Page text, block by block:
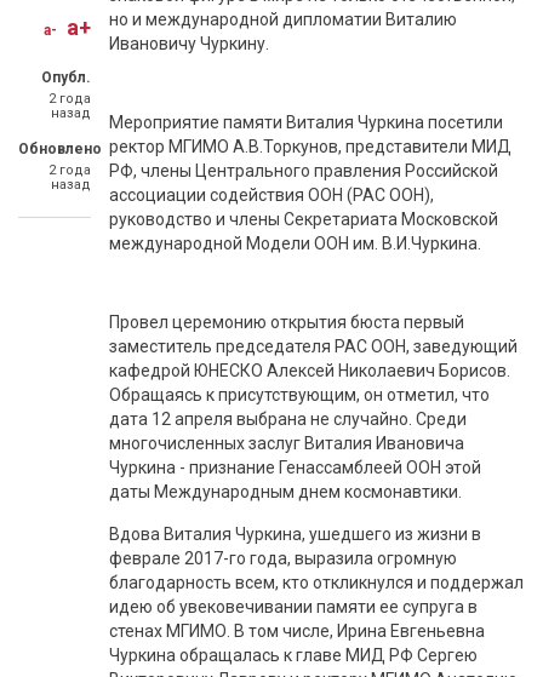
a- a+
Опубл.
2 года
назад
Обновлено
2 года
назад
но и международной дипломатии Виталию
Ивановичу Чуркину.
Мероприятие памяти Виталия Чуркина посетили
ректор МГИМО А.В.Торкунов, представители МИД
РФ, члены Центрального правления Российской
ассоциации содействия ООН (РАС ООН),
руководство и члены Секретариата Московской
международной Модели ООН им. В.И.Чуркина.
Провел церемонию открытия бюста первый
заместитель председателя РАС ООН, заведующий
кафедрой ЮНЕСКО Алексей Николаевич Борисов.
Обращаясь к присутствующим, он отметил, что
дата 12 апреля выбрана не случайно. Среди
многочисленных заслуг Виталия Ивановича
Чуркина - признание Генассамблеей ООН этой
даты Международным днем космонавтики.
Вдова Виталия Чуркина, ушедшего из жизни в
феврале 2017-го года, выразила огромную
благодарность всем, кто откликнулся и поддержал
идею об увековечивании памяти ее супруга в
стенах МГИМО. В том числе, Ирина Евгеньевна
Чуркина обращалась к главе МИД РФ Сергею